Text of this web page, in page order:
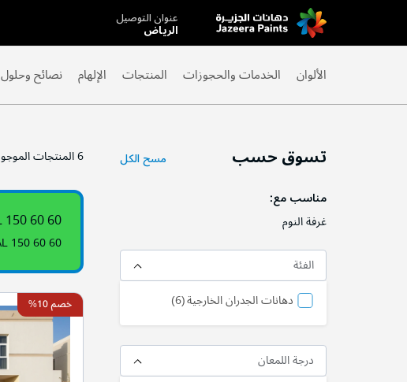
Skip
to
عنوان التوصيل
الرياض
الألوان الخدمات والحجوزات المنتجات الإلهام نصائح وحلول
6المنتجات
150 60 60
150 60 60
خصم 10%
تسوق حسب
مناسب مع
غرفة النوم
مسح الكل
الفئة
دهانات الجدران الخارجية 6منتج
درجة اللمعان